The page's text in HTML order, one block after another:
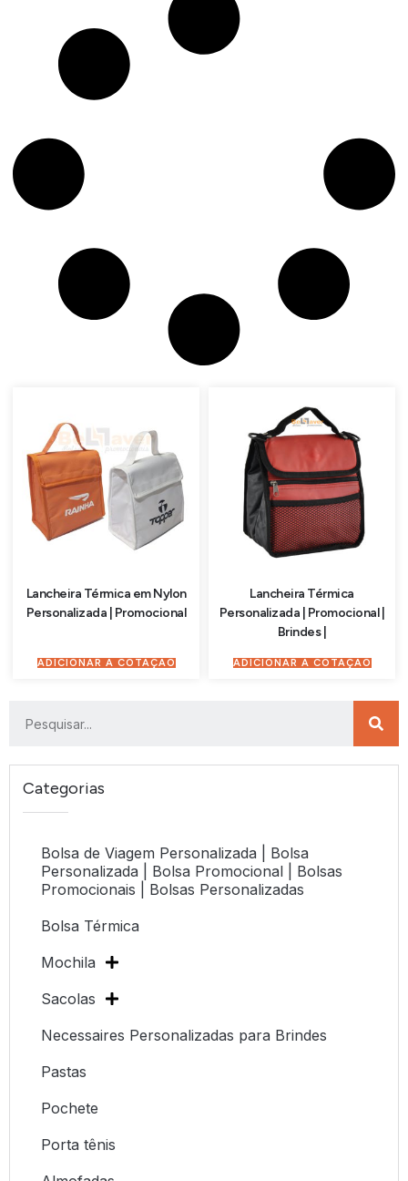
Categorias
Bolsa de Viagem Personalizada | Bolsa
Personalizada | Bolsa Promocional | Bolsas
Promocionais | Bolsas Personalizadas
Bolsa Térmica
Mochila
Sacolas
Necessaires Personalizadas para Brindes
Pastas
Pochete
Porta tênis
Lancheira Térmica em Nylon
Personalizada | Promocional
ADICIONAR À COTAÇÃO
Lancheira Térmica
Personalizada | Promocional |
Brindes |
ADICIONAR À COTAÇÃO